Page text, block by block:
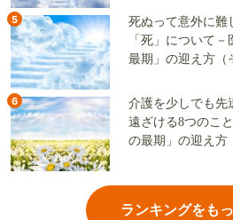
5
死ぬって意外に難
「死」について
最期」の迎え方（
6
介護を少しでも
遠ざける8つのこ
の最期」の迎え方
ランキングをも